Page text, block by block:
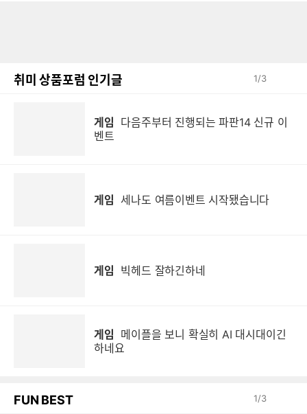
취미 상품포럼 인기글 1/3
게임
벤트
게임 세나도 여름이벤트 시작됐습니다
게임 빅헤드 잘하긴하네
게임
하네요
FUN BEST 1/3